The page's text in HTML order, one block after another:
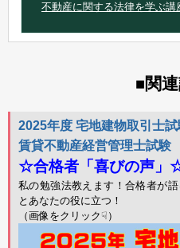
不動産に関する法律を学ぶ講
■関
2025年度 宅地建物取引士試
賃貸不動産経営管理士試験
☆合格者「喜びの声」
私の勉強法教えます！合格者が
とあなたの役に立つ！
（画像をクリック☟）